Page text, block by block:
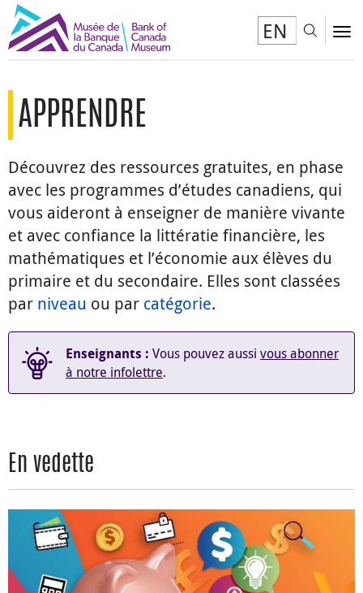
EN
APPRENDRE
Découvrez des ressources gratuites, en phase
avec les programmes d’études canadiens, qui
vous aideront à enseigner de manière vivante
et avec confiance la littératie financière, les
mathématiques et l’économie aux élèves du
primaire et du secondaire. Elles sont classées
par niveau ou par catégorie.
Enseignants : Vous pouvez aussi vous abonner
à notre infolettre.
En vedette